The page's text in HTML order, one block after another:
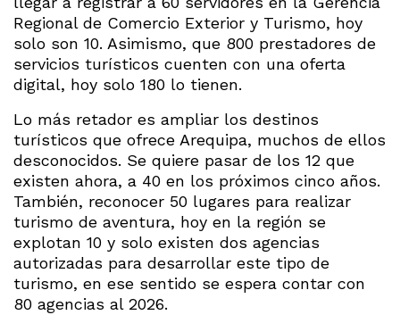
Regional de Comercio Exterior y Turismo, hoy
solo son 10. Asimismo, que 800 prestadores de
servicios turísticos cuenten con una oferta
digital, hoy solo 180 lo tienen.
Lo más retador es ampliar los destinos
turísticos que ofrece Arequipa, muchos de ellos
desconocidos. Se quiere pasar de los 12 que
existen ahora, a 40 en los próximos cinco años.
También, reconocer 50 lugares para realizar
turismo de aventura, hoy en la región se
explotan 10 y solo existen dos agencias
autorizadas para desarrollar este tipo de
turismo, en ese sentido se espera contar con
80 agencias al 2026.